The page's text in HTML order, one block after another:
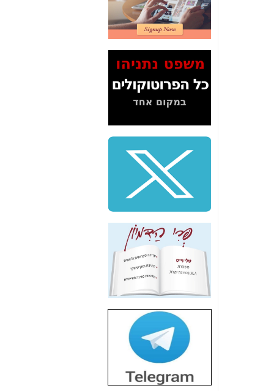
2" על תעלולי השר
משה כחלון -כאן
הסלולר" ואיך מסרסים
את הנתונים לציבור -
כאן
סיכום ביקור בסיליקון
שלמה פילבר (עד
לאחרונה מנכ"ל משרד
התקשורת) - עד
מדינה? הצחקתם
אותי! -
"יש אפליה בחקירה"?
חשיפה: למה השר
משה כחלון לא נחקר
עד היום? -
כאן
הדומה לזו של "תיק
4000" אך בתחום
הסלולר -
חשיפת מה שלא
רוצים שתדעו בעניין
פריסת אנלימיטד
(בניחוח בלתי נסבל) -
כאן